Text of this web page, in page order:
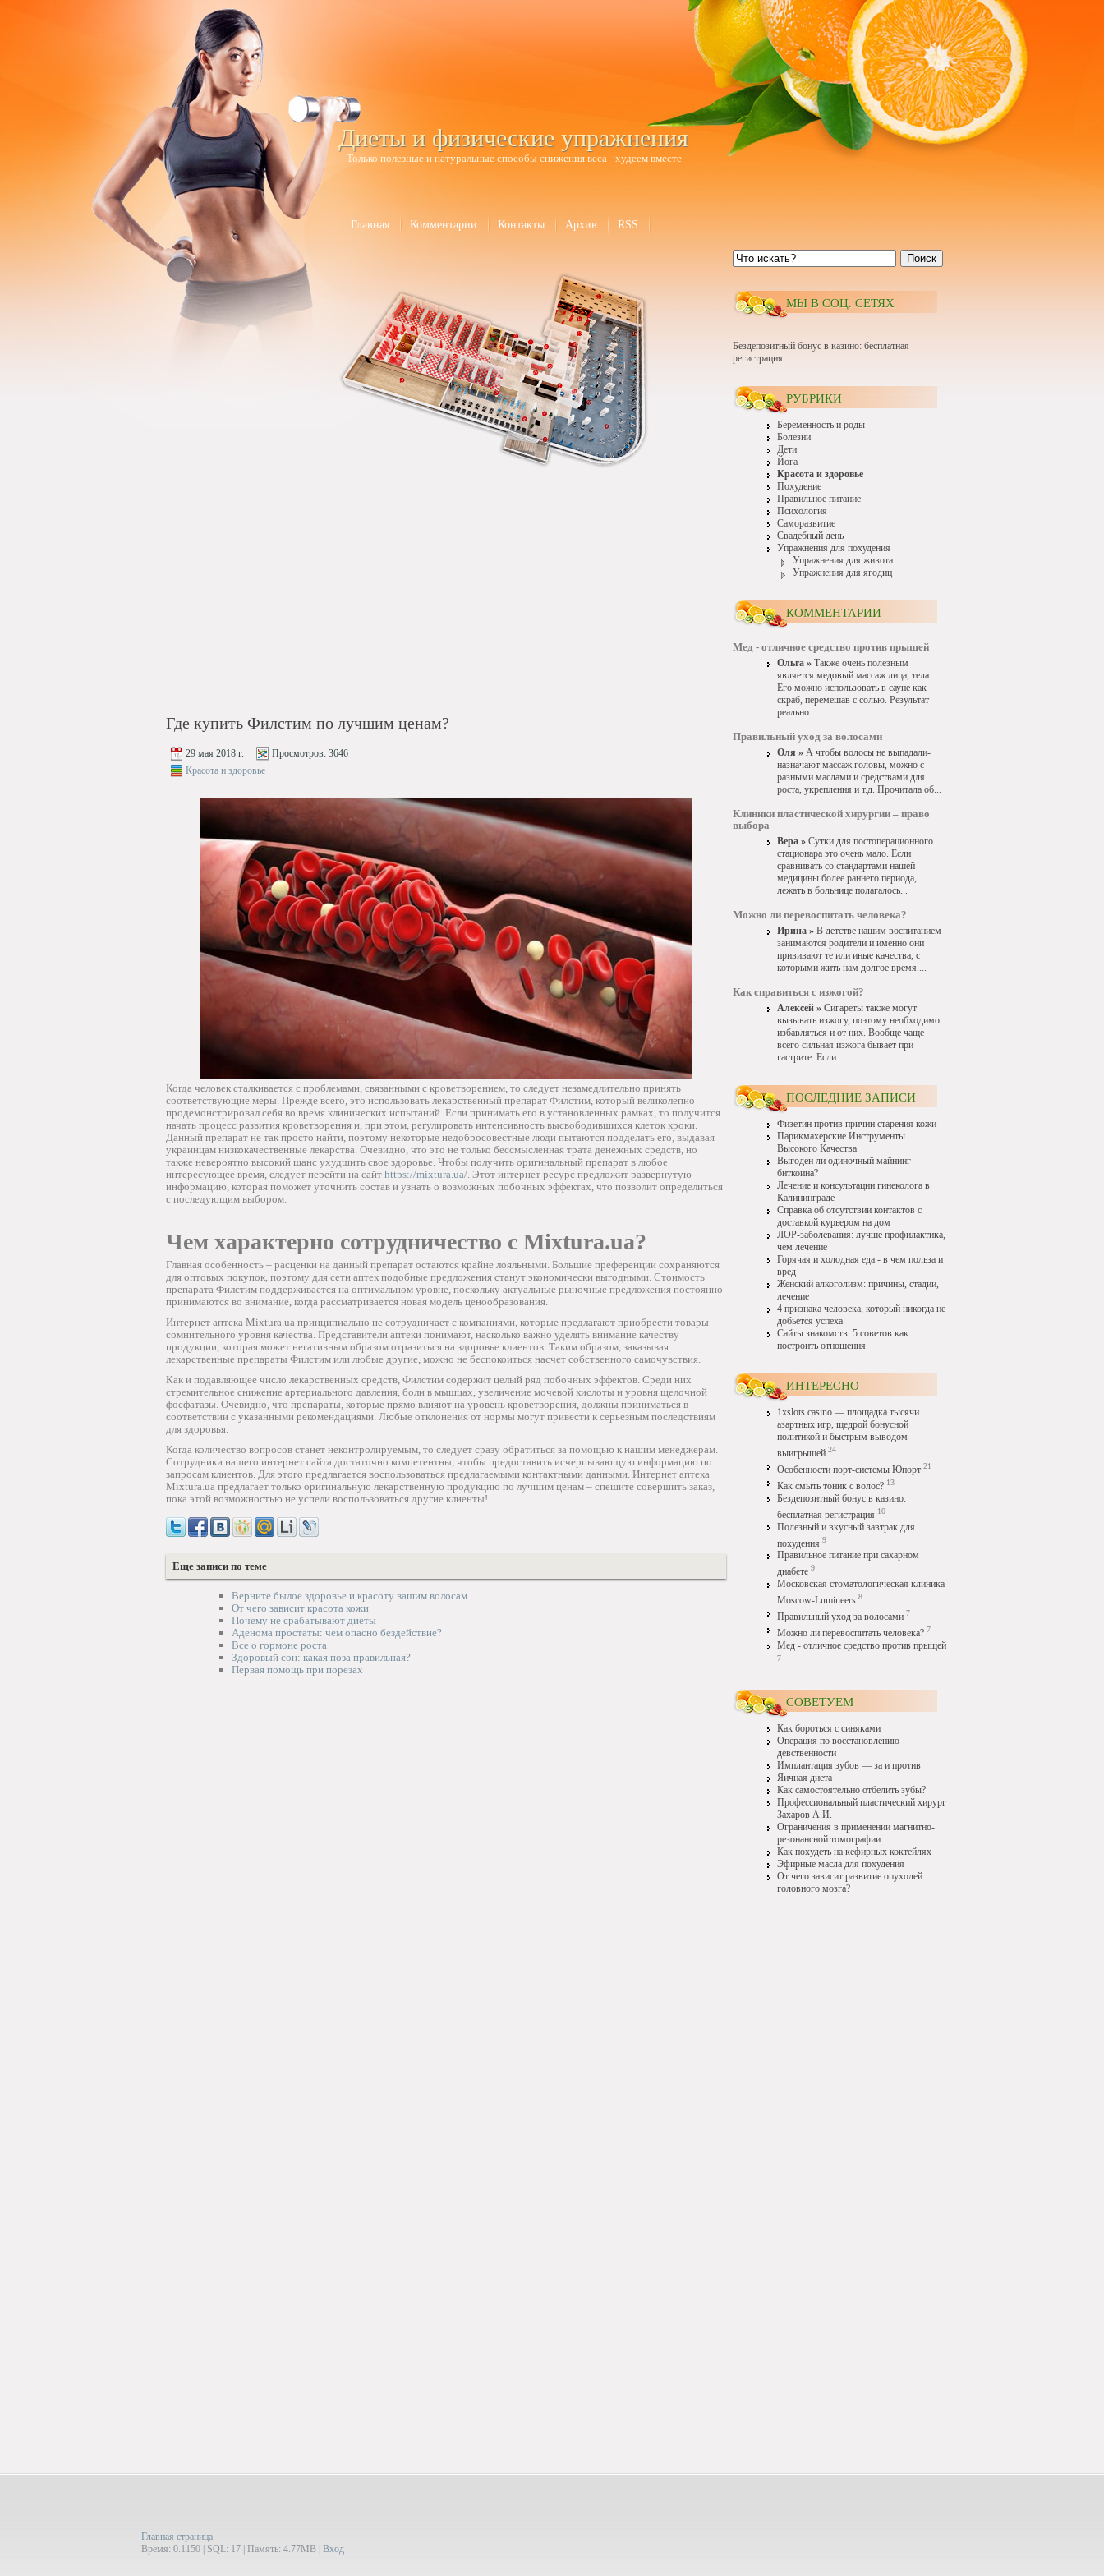
Диеты и физические упражнения
Только полезные и натуральные способы снижения веса - худеем вместе
Главная Комментарии Контакты Архив RSS
Где купить Филстим по лучшим ценам?
29 мая 2018 г. Просмотров: 3646
Красота и здоровье
Когда человек сталкивается с проблемами, связанными с кроветворением, то следует незамедлительно принять
соответствующие меры. Прежде всего, это использовать лекарственный препарат Филстим, который великолепно
продемонстрировал себя во время клинических испытаний. Если принимать его в установленных рамках, то получится
начать процесс развития кроветворения и, при этом, регулировать интенсивность высвободившихся клеток кроки.
Данный препарат не так просто найти, поэтому некоторые недобросовестные люди пытаются подделать его, выдавая
украинцам низкокачественные лекарства. Очевидно, что это не только бессмысленная трата денежных средств, но
также невероятно высокий шанс ухудшить свое здоровье. Чтобы получить оригинальный препарат в любое
интересующее время, следует перейти на сайт https://mixtura.ua/. Этот интернет ресурс предложит развернутую
информацию, которая поможет уточнить состав и узнать о возможных побочных эффектах, что позволит определиться
с последующим выбором.
Чем характерно сотрудничество с Mixtura.ua?
Главная особенность – расценки на данный препарат остаются крайне лояльными. Большие преференции сохраняются
для оптовых покупок, поэтому для сети аптек подобные предложения станут экономически выгодными. Стоимость
препарата Филстим поддерживается на оптимальном уровне, поскольку актуальные рыночные предложения постоянно
принимаются во внимание, когда рассматривается новая модель ценообразования.
Интернет аптека Mixtura.ua принципиально не сотрудничает с компаниями, которые предлагают приобрести товары
сомнительного уровня качества. Представители аптеки понимают, насколько важно уделять внимание качеству
продукции, которая может негативным образом отразиться на здоровье клиентов. Таким образом, заказывая
лекарственные препараты Филстим или любые другие, можно не беспокоиться насчет собственного самочувствия.
Как и подавляющее число лекарственных средств, Филстим содержит целый ряд побочных эффектов. Среди них
стремительное снижение артериального давления, боли в мышцах, увеличение мочевой кислоты и уровня щелочной
фосфатазы. Очевидно, что препараты, которые прямо влияют на уровень кроветворения, должны приниматься в
соответствии с указанными рекомендациями. Любые отклонения от нормы могут привести к серьезным последствиям
для здоровья.
Когда количество вопросов станет неконтролируемым, то следует сразу обратиться за помощью к нашим менеджерам.
Сотрудники нашего интернет сайта достаточно компетентны, чтобы предоставить исчерпывающую информацию по
запросам клиентов. Для этого предлагается воспользоваться предлагаемыми контактными данными. Интернет аптека
Mixtura.ua предлагает только оригинальную лекарственную продукцию по лучшим ценам – спешите совершить заказ,
пока этой возможностью не успели воспользоваться другие клиенты!
Еще записи по теме
Верните былое здоровье и красоту вашим волосам
От чего зависит красота кожи
Почему не срабатывают диеты
Аденома простаты: чем опасно бездействие?
Все о гормоне роста
Здоровый сон: какая поза правильная?
Первая помощь при порезах
Поиск
МЫ В СОЦ. СЕТЯХ
Бездепозитный бонус в казино: бесплатная
регистрация
РУБРИКИ
Беременность и роды
Болезни
Дети
Йога
Красота и здоровье
Похудение
Правильное питание
Психология
Саморазвитие
Свадебный день
Упражнения для похудения
Упражнения для живота
Упражнения для ягодиц
КОММЕНТАРИИ
Мед - отличное средство против прыщей
Ольга » Также очень полезным
является медовый массаж лица, тела.
Его можно использовать в сауне как
скраб, перемешав с солью. Результат
реально...
Правильный уход за волосами
Оля » А чтобы волосы не выпадали-
назначают массаж головы, можно с
разными маслами и средствами для
роста, укрепления и т.д. Прочитала об...
Клиники пластической хирургии – право
выбора
Вера » Сутки для постоперационного
стационара это очень мало. Если
сравнивать со стандартами нашей
медицины более раннего периода,
лежать в больнице полагалось...
Можно ли перевоспитать человека?
Ирина » В детстве нашим воспитанием
занимаются родители и именно они
прививают те или иные качества, с
которыми жить нам долгое время....
Как справиться с изжогой?
Алексей » Сигареты также могут
вызывать изжогу, поэтому необходимо
избавляться и от них. Вообще чаще
всего сильная изжога бывает при
гастрите. Если...
ПОСЛЕДНИЕ ЗАПИСИ
Физетин против причин старения кожи
Парикмахерские Инструменты
Высокого Качества
Выгоден ли одиночный майнинг
биткоина?
Лечение и консультации гинеколога в
Калининграде
Справка об отсутствии контактов с
доставкой курьером на дом
ЛОР-заболевания: лучше профилактика,
чем лечение
Горячая и холодная еда - в чем польза и
вред
Женский алкоголизм: причины, стадии,
лечение
4 признака человека, который никогда не
добьется успеха
Сайты знакомств: 5 советов как
построить отношения
ИНТЕРЕСНО
1xslots casino — площадка тысячи
азартных игр, щедрой бонусной
политикой и быстрым выводом
выигрышей 24
Особенности порт-системы Юпорт 21
Как смыть тоник с волос? 13
Бездепозитный бонус в казино:
бесплатная регистрация 10
Полезный и вкусный завтрак для
похудения 9
Правильное питание при сахарном
диабете 9
Московская стоматологическая клиника
Moscow-Lumineers 8
Правильный уход за волосами 7
Можно ли перевоспитать человека? 7
Мед - отличное средство против прыщей
7
СОВЕТУЕМ
Как бороться с синяками
Операция по восстановлению
девственности
Имплантация зубов — за и против
Яичная диета
Как самостоятельно отбелить зубы?
Профессиональный пластический хирург
Захаров А.И.
Ограничения в применении магнитно-
резонансной томографии
Как похудеть на кефирных коктейлях
Эфирные масла для похудения
От чего зависит развитие опухолей
головного мозга?
Главная страница
Время: 0.1150 | SQL: 17 | Память: 4.77MB Вход